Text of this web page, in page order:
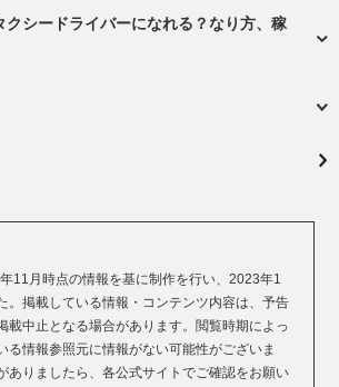
クシードライバーになれる？なり方、稼
11月時点の情報を基に制作を行い、2023年1
。掲載している情報・コンテンツ内容は、予告
載中止となる場合があります。閲覧時期によっ
る情報参照元に情報がない可能性がございま
ありましたら、各公式サイトでご確認をお願い